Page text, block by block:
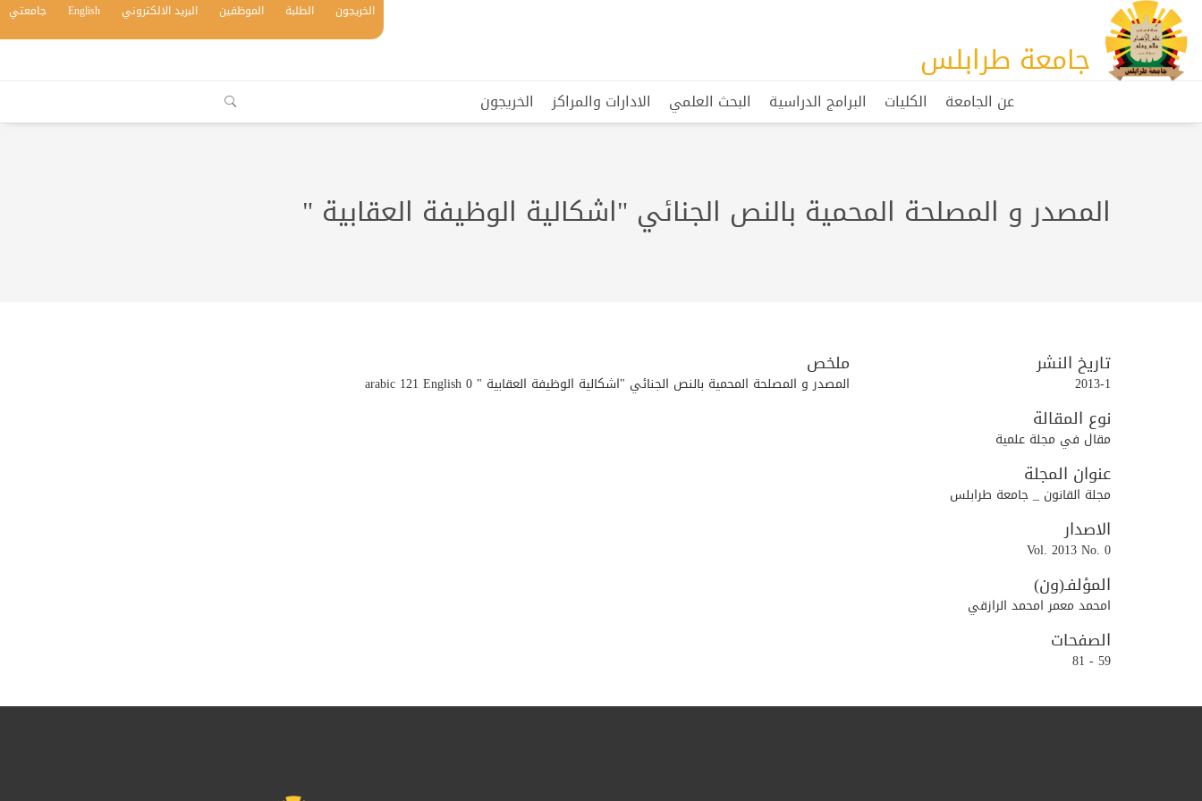
جامعة طرابلس
الخريجون الطلبة الموظفين البريد الالكتروني English جامعتي
عن الجامعة الكليات البرامج الدراسية البحث العلمي الادارات والمراكز الخريجون
المصدر و المصلحة المحمية بالنص الجنائي "اشكالية الوظيفة العقابية "
تاريخ النشر
2013-1
نوع المقالة
مقال في مجلة علمية
عنوان المجلة
مجلة القانون _ جامعة طرابلس
الاصدار
Vol. 2013 No. 0
المؤلفـ(ون)
امحمد معمر امحمد الرازقي
الصفحات
59 - 81
ملخص
المصدر و المصلحة المحمية بالنص الجنائي "اشكالية الوظيفة العقابية " arabic 121 English 0